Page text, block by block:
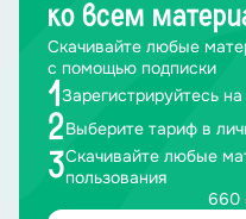
ко всем
Скачивайте любые
с помощью подписки
1 Зарегистрируйтесь
2Выберите тариф в
3Скачивайте любые
пользования
660